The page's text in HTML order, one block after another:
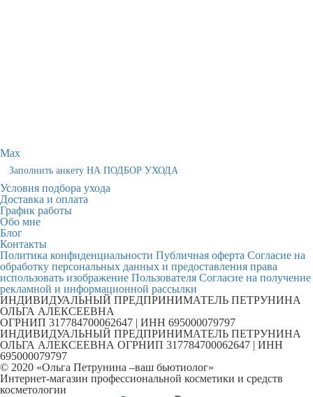
Max
Заполнить анкету НА ПОДБОР УХОДА
Условия подбора ухода
Доставка и оплата
График работы
Обо мне
Блог
Контакты
Политика конфиденциальности Публичная оферта Согласие на
обработку персональных данных и предоставления права
использовать изображение Пользователя Согласие на получение
рекламной и информационной рассылки
ИНДИВИДУАЛЬНЫЙ ПРЕДПРИНИМАТЕЛЬ ПЕТРУНИНА
ОЛЬГА АЛЕКСЕЕВНА
ОГРНИП 317784700062647 | ИНН 695000079797
ИНДИВИДУАЛЬНЫЙ ПРЕДПРИНИМАТЕЛЬ ПЕТРУНИНА
ОЛЬГА АЛЕКСЕЕВНА ОГРНИП 317784700062647 | ИНН
695000079797
© 2020 «Ольга Петрунина –ваш бьютиолог»
Интернет-магазин профессиональной косметики и средств
косметологии